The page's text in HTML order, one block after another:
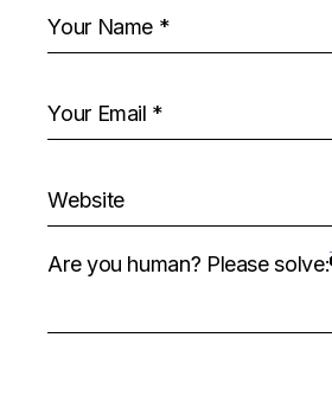
Are you human? Please solve: